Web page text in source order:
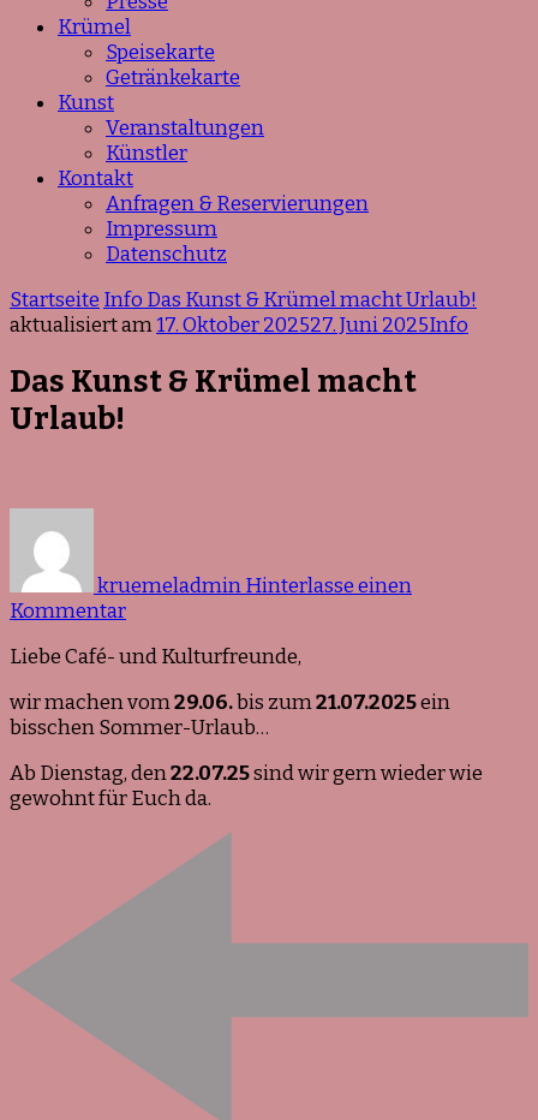
Krümel
Speisekarte
Getränkekarte
Kunst
Veranstaltungen
Künstler
Kontakt
Anfragen & Reservierungen
Impressum
Datenschutz
Startseite Info Das Kunst & Krümel macht Urlaub!
aktualisiert am17. Oktober 202527. Juni 2025Info
Das Kunst & Krümel macht
Urlaub!
kruemeladminHinterlasse einen
Kommentarzu
Kunst
Krümel
macht
Urlaub!
Liebe Café- und Kulturfreunde,
wir machen vom29.06.bis zum21.07.2025ein
bisschen Sommer-Urlaub…
Ab Dienstag, den22.07.25sind wir gern wieder wie
gewohnt für Euch da.